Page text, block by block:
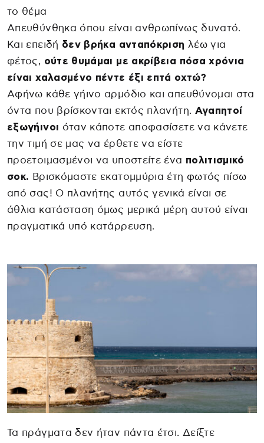
το θέμα
Απευθύνθηκα όπου είναι ανθρωπίνως δυνατό.
Και επειδή δεν βρήκα ανταπόκριση λέω για
φέτος, ούτε θυμάμαι με ακρίβεια πόσα χρόνια
είναι χαλασμένο πέντε έξι επτά οχτώ?
Αφήνω κάθε γήινο αρμόδιο και απευθύνομαι στα
όντα που βρίσκονται εκτός πλανήτη. Αγαπητοί
εξωγήινοι όταν κάποτε αποφασίσετε να κάνετε
την τιμή σε μας να έρθετε να είστε
προετοιμασμένοι να υποστείτε ένα πολιτισμικό
σοκ. Βρισκόμαστε εκατομμύρια έτη φωτός πίσω
από σας! Ο πλανήτης αυτός γενικά είναι σε
άθλια κατάσταση όμως μερικά μέρη αυτού είναι
πραγματικά υπό κατάρρευση.
Τα πράγματα δεν ήταν πάντα έτσι. Δείξτε